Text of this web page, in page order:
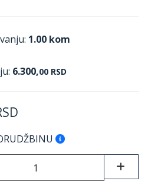
1.00 kom
6.300,00 RSD